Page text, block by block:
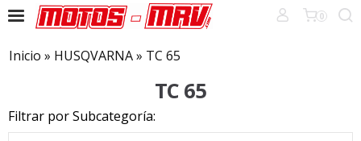
0
Inicio » HUSQVARNA» TC 65
TC 65
Filtrar por Subcategoría: